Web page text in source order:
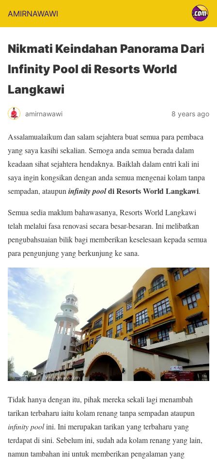
AMIRNAWAWI
Nikmati Keindahan Panorama Dari
Infinity Pool di Resorts World
Langkawi
amirnawawi 8 years ago
Assalamualaikum dan salam sejahtera buat semua para pembaca
yang saya kasihi sekalian. Semoga anda semua berada dalam
keadaan sihat sejahtera hendaknya. Baiklah dalam entri kali ini
saya ingin kongsikan dengan anda semua mengenai kolam tanpa
sempadan, ataupun infinity pooldi Resorts World Langkawi.
Semua sedia maklum bahawasanya, Resorts World Langkawi
telah melalui fasa renovasi secara besar-besaran. Ini melibatkan
pengubahsuaian bilik bagi memberikan keselesaan kepada semua
para pengunjung yang berkunjung ke sana.
Tidak hanya dengan itu, pihak mereka sekali lagi menambah
tarikan terbaharu iaitu kolam renang tanpa sempadan ataupun
infinity poolini. Ini merupakan tarikan yang terbaharu yang
terdapat di sini. Sebelum ini, sudah ada kolam renang yang lain,
namun tambahan ini untuk memberikan pengalaman yang